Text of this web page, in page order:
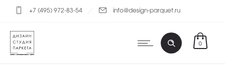
+7 (495) 972-83-54 info@design-parquet.ru
0